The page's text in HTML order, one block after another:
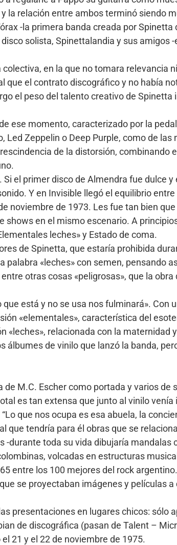
la relación entre ambos terminó siendo
-la primera banda creada por
solista, Spinettalandia y sus amigos
en la que no tomara relevancia
el contrato discográfico y no había
el peso del talento creativo de
ese momento, caracterizado por la
Zeppelin o Deep Purple, como de las
de la distorsión, combinando
el primer disco de Almendra fue dulce
Y en Invisible llegó el equilibrio
noviembre de 1973. Les fue tan bien
shows en el mismo escenario. A
leches» y Estado de coma.
de Spinetta, que estaría prohibida
«leches» con semen, pensando
otras cosas «peligrosas», que la
está y no se usa nos fulminará». Con
«elementales», característica del
«leches», relacionada con la maternidad
álbumes de vinilo que lanzó la banda,
M.C. Escher como portada y varios de
es tan extensa que junto al vinilo
que nos ocupa es esa abuela, la
tendría para él obras que se
durante toda su vida dibujaría
volcadas en estructuras
entre los 100 mejores del rock argentino.
se proyectaban imágenes y películas
presentaciones en lugares chicos: sólo
de discográfica (pasan de Talent –
21 y el 22 de noviembre de 1975.